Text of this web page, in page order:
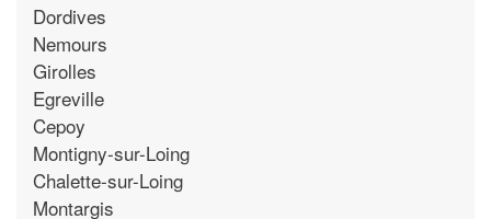
Dordives
Nemours
Girolles
Egreville
Cepoy
Montigny-sur-Loing
Chalette-sur-Loing
Montargis